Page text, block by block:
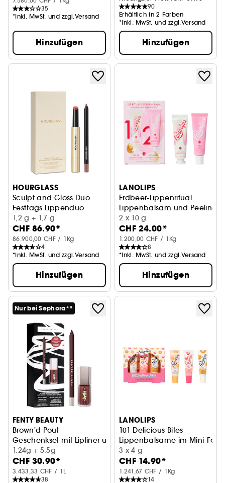
35
*Inkl. MwSt. und zzgl.Versand
Hinzufügen
90
Erhältlich in 2 Farben
*Inkl. MwSt. und zzgl.Versand
Hinzufügen
HOURGLASS
Sculpt and Gloss Duo
Festtags Lippenduo
1,2 g + 1,7 g
CHF 86.90*
86.900,00 CHF / 1Kg
4
*Inkl. MwSt. und zzgl.Versand
Hinzufügen
LANOLIPS
Erdbeer-Lippenritual
Lippenbalsam und Peeling
2 x 10 g
CHF 24.00*
1.200,00 CHF / 1Kg
8
*Inkl. MwSt. und zzgl.Versand
Hinzufügen
Nur bei Sephora**
FENTY BEAUTY
Brown'd Pout
Geschenkset mit Lipliner und Lipgloss
1.24g + 5.5g
CHF 30.90*
3.433,33 CHF / 1L
38
LANOLIPS
101 Delicious Bites
Lippenbalsame im Mini-
3 x 4 g
CHF 14.90*
1.241,67 CHF / 1Kg
14